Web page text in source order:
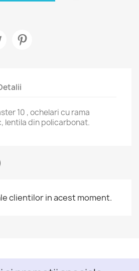
10 , ochelari cu rama
lentila din policarbonat.
clientilor in acest moment.